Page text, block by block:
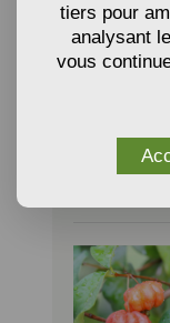
tiers pour
analysant
vous